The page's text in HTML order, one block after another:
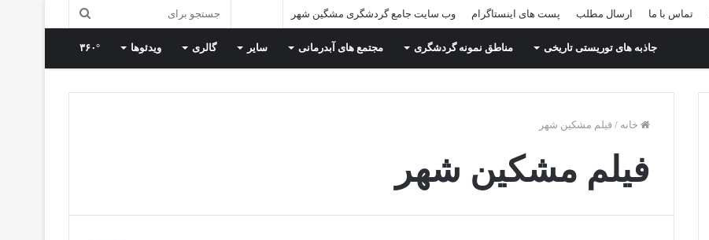
تماس با ما ارسال مطلب پست های اینستاگرام وب سایت جامع گردشگری مشگین شهر
جاذبه های توریستی تاریخی مناطق نمونه گردشگری مجتمع های آبدرمانی سایر گالری ویدئوها ۳۶۰°
خانه / فیلم مشکین شهر
فیلم مشکین شهر